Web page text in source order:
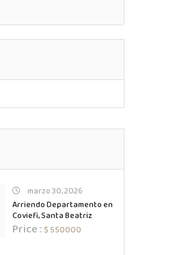
marzo 30, 2026
Arriendo Departamento en
Coviefi, Santa Beatriz
Price :$ 550000